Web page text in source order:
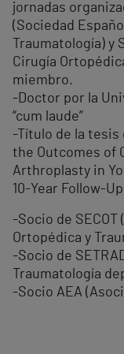
jornadas
(Sociedad
Traumatología) y
Cirugía
miembro.
-Doctor por la
“cum laude”
-Título de la tesis
the Outcomes of
Arthroplasty in
10-Year Follow-
-Socio de
Ortopédica y
-Socio de
Traumatología
-Socio AEA